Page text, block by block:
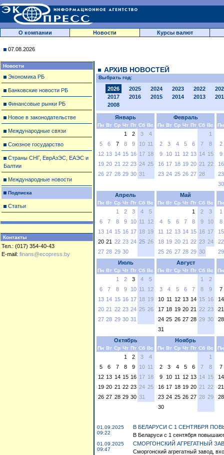
О компании Новости Курсы валют
07.08.2026
Новости
Экономика РБ
Банковские новости РБ
Финансовые рынки РБ
Новое в законодательстве
Международные связи
Союзное государство
Страны СНГ, ЕврАзЭС, ЕАЭС и
Балтии
Международные новости
Подписка
Статьи
Контакты
Тел.: (017) 354-40-43
E-mail: finans@ecopress.by
АРХИВ НОВОСТЕЙ
Выбрать год:
2026 2025 2024 2023 2022
2017
2016 2015 2014 2013
2008
Январь
Пн Вт Ср Чт Пт Сб Вс
1 2 3
4
5
6 7 8 9 10 11
12 13 14 15 16 17 18
19 20 21 22 23 24 25
26 27 28 29 30 31
Февраль
Пн Вт Ср Чт Пт Сб Вс
1
2
3 4 5 6 7
8
9
10 11 12 13 14 15
16 17 18 19 20 21 22
23 24 25 26 27 28
Пн
2
9
16
23
30
Апрель
Пн Вт Ср Чт Пт Сб Вс
1 2 3 4
5
6
7 8 9 10 11
12
13 14 15 16 17 18 19
20 21 22 23 24 25 26
27 28 29 30
Май
Пн Вт Ср Чт Пт Сб Вс
1 2
3
4
5 6 7 8 9
10
11
12 13 14 15 16 17
18 19 20 21 22 23 24
25 26 27 28 29 30
Пн
1
8
15
22
29
Июль
Пн Вт Ср Чт Пт Сб Вс
1 2 3 4
5
6
7 8 9 10 11
12
13 14 15 16 17 18 19
20 21 22 23 24 25 26
27 28 29 30 31
Август
Пн Вт Ср Чт Пт Сб Вс
1
2
3
4 5 6 7 8
9
10 11 12 13 14 15 16
17 18 19 20 21 22 23
24 25 26 27 28 29 30
31
Пн
7
14
21
28
Октябрь
Пн Вт Ср Чт Пт Сб Вс
1 2 3
4
5
6 7 8 9 10 11
12 13 14 15 16 17 18
19 20 21 22 23 24 25
26 27 28 29 30 31
Ноябрь
Пн Вт Ср Чт Пт Сб Вс
1
2
3 4 5 6 7
8
9
10 11 12 13 14 15
16 17 18 19 20 21 22
23 24 25 26 27 28 29
30
Пн
7
14
21
28
01.09.2025
09:22
В БЕЛАРУСИ С 1 СЕНТЯБРЯ
В Беларуси с 1 сентября
01.09.2025
09:47
СМОРГОНСКИЙ АГРЕГАТНЫЙ
Сморгонский агрегатный завод,